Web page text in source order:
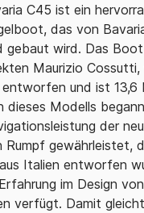
C45 ist ein
das von
gebaut wird. Das
Maurizio
und ist 13,6
dieses Modells
der
Rumpf gewährleistet,
Italien entworfen
im Design
verfügt. Damit